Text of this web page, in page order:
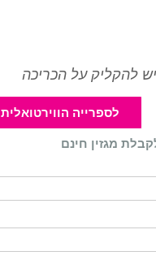
להקליק על הכריכה
לספרייה הווירטואלית
מגזין חינם